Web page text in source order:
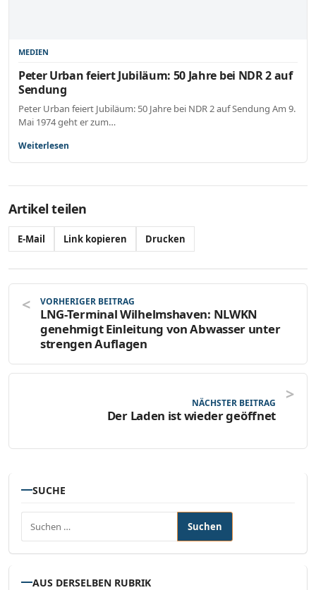
MEDIEN
Peter Urban feiert Jubiläum: 50 Jahre bei NDR 2 auf
Sendung
Peter Urban feiert Jubiläum: 50 Jahre bei NDR 2 auf Sendung Am 9.
Mai 1974 geht er zum…
Weiterlesen
Artikel teilen
E-Mail Link kopieren Drucken
VORHERIGER BEITRAG
LNG-Terminal Wilhelmshaven: NLWKN
genehmigt Einleitung von Abwasser unter
strengen Auflagen
NÄCHSTER BEITRAG
Der Laden ist wieder geöffnet
SUCHE
AUS DERSELBEN RUBRIK